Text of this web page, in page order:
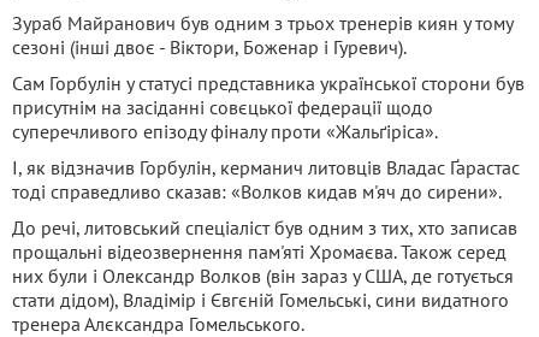
Зураб Майранович був одним з трьох тренерів киян у тому
сезоні (інші двоє - Віктори, Боженар і Гуревич).
Сам Горбулін у статусі представника української сторони був
присутнім на засіданні совєцької федерації щодо
суперечливого епізоду фіналу проти «Жальґіріса».
І, як відзначив Горбулін, керманич литовців Владас Ґарастас
тоді справедливо сказав: «Волков кидав м'яч до сирени».
До речі, литовський спеціаліст був одним з тих, хто записав
прощальні відеозвернення пам'яті Хромаєва. Також серед
них були і Олександр Волков (він зараз у США, де готується
стати дідом), Владімір і Євгєній Гомельські, сини видатного
тренера Алєксандра Гомельського.